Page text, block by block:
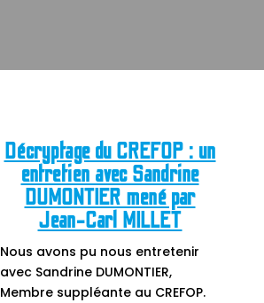
Décryptage du CREFOP : un
entretien avec Sandrine
DUMONTIER mené par
Jean-Carl MILLET
Nous avons pu nous entretenir
avec Sandrine DUMONTIER,
Membre suppléante au CREFOP.